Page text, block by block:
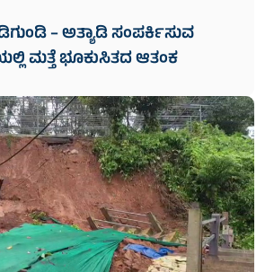
– ಅತ್ಯಾಡಿ ಸಂಪರ್ಕಿಸುವ
ಮತ್ತೆ ಭೂಕುಸಿತದ ಆತಂಕ